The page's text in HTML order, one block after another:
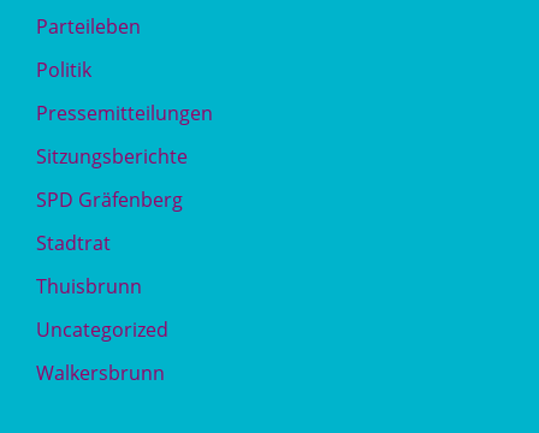
Parteileben
Politik
Pressemitteilungen
Sitzungsberichte
SPD Gräfenberg
Stadtrat
Thuisbrunn
Uncategorized
Walkersbrunn